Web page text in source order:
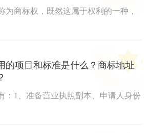
为商标权，既然这属于权利的一种，
的项目和标准是什么？商标地址
：1、准备营业执照副本、申请人身份